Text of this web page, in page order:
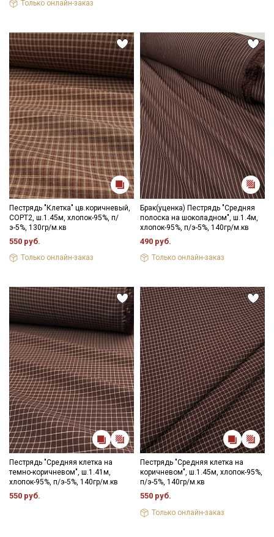
Только онлайн-заказ
Пестрядь "Клетка" цв.коричневый,
СОРТ2, ш.1.45м, хлопок-95%, п/
э-5%, 130гр/м.кв
550 руб.
Только онлайн-заказ
Брак(уценка) Пестрядь "Средняя
полоска на шоколадном", ш.1.4м,
хлопок-95%, п/э-5%, 140гр/м.кв
490 руб.
Только онлайн-заказ
Пестрядь "Средняя клетка на
темно-коричневом", ш.1.41м,
хлопок-95%, п/э-5%, 140гр/м.кв
550 руб.
Пестрядь "Средняя клетка на
коричневом", ш.1.45м, хлопок-95%,
п/э-5%, 140гр/м.кв
550 руб.
Только онлайн-заказ